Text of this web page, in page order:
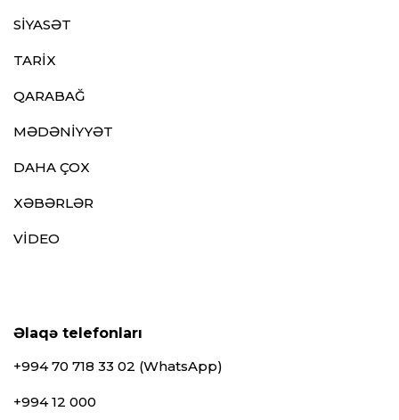
SİYASƏT
TARİX
QARABAĞ
MƏDƏNİYYƏT
DAHA ÇOX
XƏBƏRLƏR
VİDEO
Əlaqə telefonları
+994 70 718 33 02 (WhatsApp)
+994 12 000